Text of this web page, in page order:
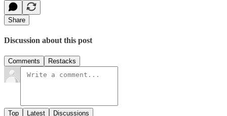
Share
Discussion about this post
Comments Restacks
Top Latest Discussions